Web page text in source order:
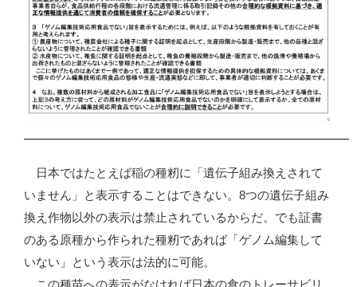
日本ではたとえば稲の種籾に「遺伝子組み換えされて
いません」と表示することはできない。8つの遺伝子組み
換え作物以外の表示は禁止されているからだ。でも証書
のある原種から作られた種籾であれば「ゲノム編集して
いない」という表示は法的に可能。